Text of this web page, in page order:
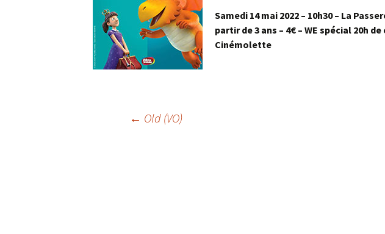
Samedi 14 mai 2022 – 10h30 – La
partir de 3 ans – 4€ – WE spécial 20h
Cinémolette
← Old (VO)